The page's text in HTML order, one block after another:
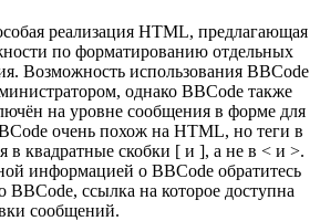
реализация HTML, предлагающая
по форматированию отдельных
Возможность использования BBCode
однако BBCode также
на уровне сообщения в форме для
очень похож на HTML, но теги в
в квадратные скобки [ и ], а не в < и >.
информацией о BBCode обратитесь
BBCode, ссылка на которое доступна
сообщений.